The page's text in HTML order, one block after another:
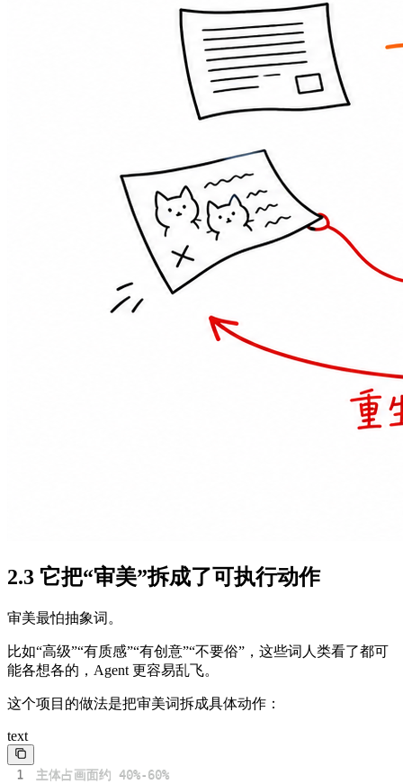
2.3 它把“审美”拆成了可执行动作
审美最怕抽象词。
比如“高级”“有质感”“有创意”“不要俗”，这些词人类看了都可
能各想各的，Agent 更容易乱飞。
这个项目的做法是把审美词拆成具体动作：
text
1
主体占画面约 40%-60%